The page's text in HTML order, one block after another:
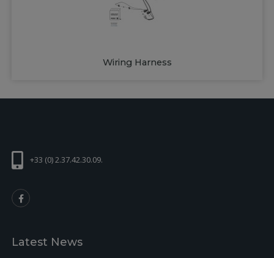
Wiring Harness
+33 (0) 2.37.42.30.09.
Latest News